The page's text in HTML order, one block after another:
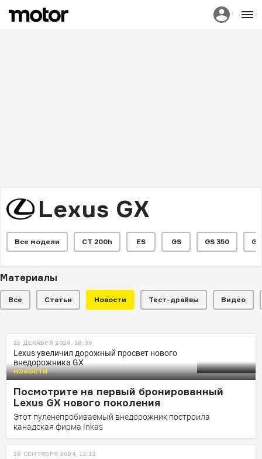
Lexus GX
Все модели CT 200h ES GS GS 350
Материалы
Все Статьи Новости Тест-драйвы Видео
У владельцев новых Lexus GX
машины плавятся на солцне
Пластиковые детали премиального внедорожника
деформируются под воздействием тепла
22 ДЕКАБРЯ 2024, 18:36
Lexus увеличил дорожный просвет нового
внедорожника GX
НОВОСТИ
Посмотрите на первый бронированный
Lexus GX нового поколения
Этот пуленепробиваемый внедорожник построила
канадская фирма Inkas
28 СЕНТЯБРЯ 2024, 12:12